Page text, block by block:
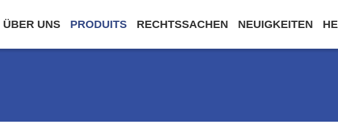
ÜBER UNS PRODUITS RECHTSSACHEN NEUIGKEITEN